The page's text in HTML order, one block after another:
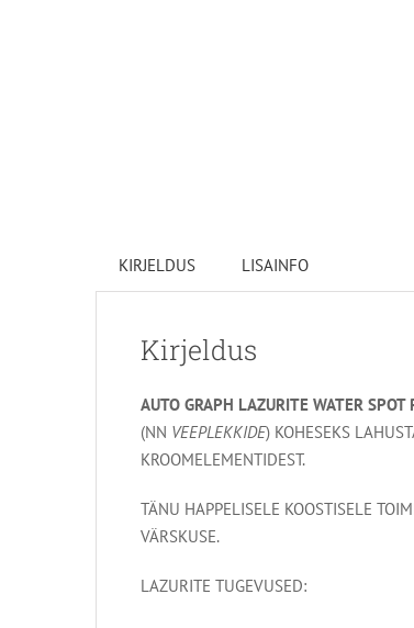
KIRJELDUS LISAINFO
Kirjeldus
AUTO GRAPH LAZURITE WATER SPOT
(NN VEEPLEKKIDE) KOHESEKS
KROOMELEMENTIDEST.
TÄNU HAPPELISELE KOOSTISELE
VÄRSKUSE.
LAZURITE TUGEVUSED: